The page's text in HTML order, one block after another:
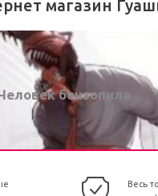
магазин
бензопила
Весь